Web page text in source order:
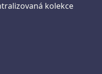
kolekce